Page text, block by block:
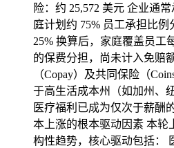
险：约 25,572 美元 企业通
庭计划约 75% 员工承担比
25% 换算后，家庭覆盖员工
的保费分担，尚未计入免赔
（Copay）及共同保险（
于高生活成本州（如加州、
医疗福利已成为仅次于薪酬
本上涨的根本驱动因素 本轮
构性趋势，核心驱动包括：